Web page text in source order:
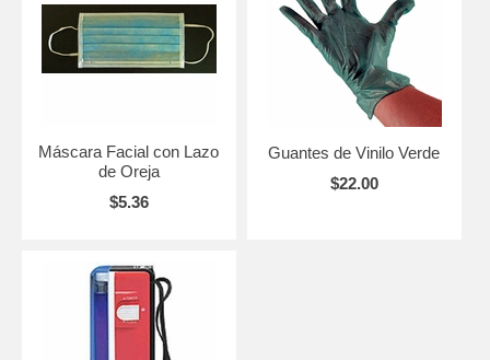
Máscara Facial con Lazo
de Oreja
$5.36
Guantes de Vinilo Verde
$22.00